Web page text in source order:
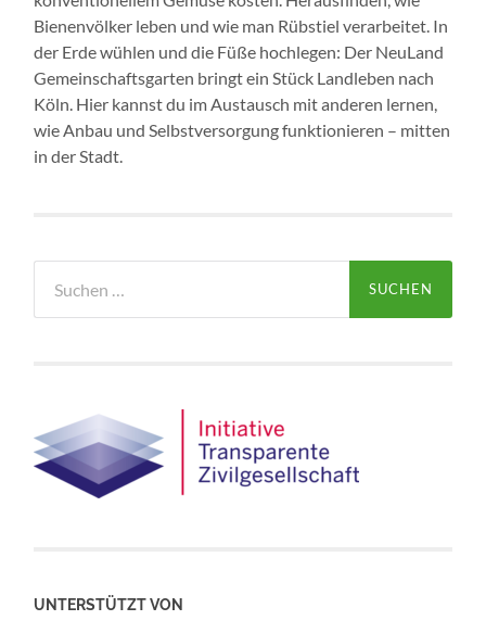
Bienenvölker leben und wie man Rübstiel verarbeitet. In
der Erde wühlen und die Füße hochlegen: Der NeuLand
Gemeinschaftsgarten bringt ein Stück Landleben nach
Köln. Hier kannst du im Austausch mit anderen lernen,
wie Anbau und Selbstversorgung funktionieren – mitten
in der Stadt.
nach:
UNTERSTÜTZT VON